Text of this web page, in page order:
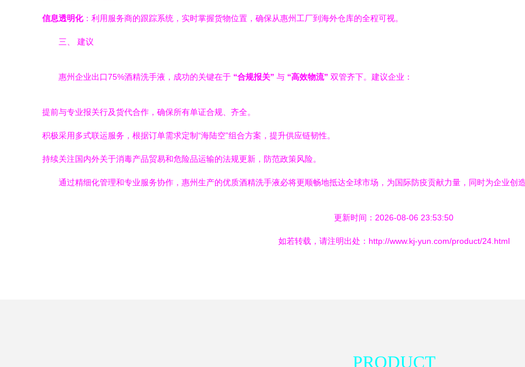
信息透明化：利用服务商的跟踪系统，实时掌握货物位置，确保从惠州工厂到海外仓库的全程可视。
三、 建议
惠州企业出口75%酒精洗手液，成功的关键在于 “合规报关” 与 “高效物流” 双管齐下。建议企业：
提前与专业报关行及货代合作，确保所有单证合规、齐全。
积极采用多式联运服务，根据订单需求定制“海陆空”组合方案，提升供应链韧性。
持续关注国内外关于消毒产品贸易和危险品运输的法规更新，防范政策风险。
通过精细化管理和专业服务协作，惠州生产的优质酒精洗手液必将更顺畅地抵达全球市场，为国际防疫贡献力量，同时为企业创造
更新时间：2026-08-06 23:53:50
如若转载，请注明出处：http://www.kj-yun.com/product/24.html
PRODUCT